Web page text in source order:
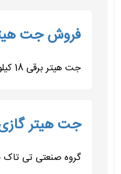
فروش جت هیتر
جت هیتر برقی 18 کیلووات جت هیتر برقی سه فاز 18 کیلو وات تی‌تاک یکی از نمونه‌های برجسته بخاری‌های موشکی فن‌دار...
جت هیتر
گروه صنعتی تی تاک